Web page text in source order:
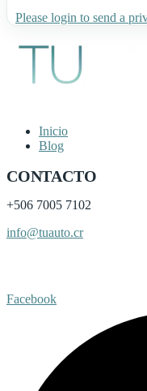
Please login to send a
Inicio
Blog
CONTACTO
+506 7005 7102
info@tuauto.cr
Facebook